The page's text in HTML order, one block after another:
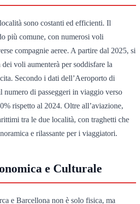
sono costanti ed efficienti. Il
più comune, con numerosi voli
compagnie aeree. A partire dal 2025, si
voli aumenterà per soddisfare la
Secondo i dati dell’Aeroporto di
numero di passeggeri in viaggio verso
rispetto al 2024. Oltre all’aviazione,
tra le due località, con traghetti che
e rilassante per i viaggiatori.
e Culturale
e Barcellona non è solo fisica, ma